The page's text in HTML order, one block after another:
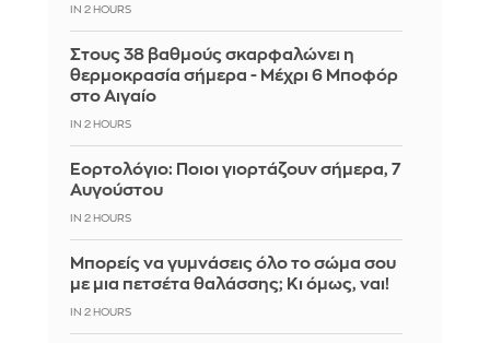
IN 2 HOURS
Στους 38 βαθμούς σκαρφαλώνει η
θερμοκρασία σήμερα - Μέχρι 6 Μποφόρ
στο Αιγαίο
IN 2 HOURS
Εορτολόγιο: Ποιοι γιορτάζουν σήμερα, 7
Αυγούστου
IN 2 HOURS
Μπορείς να γυμνάσεις όλο το σώμα σου
με μια πετσέτα θαλάσσης; Κι όμως, ναι!
IN 2 HOURS